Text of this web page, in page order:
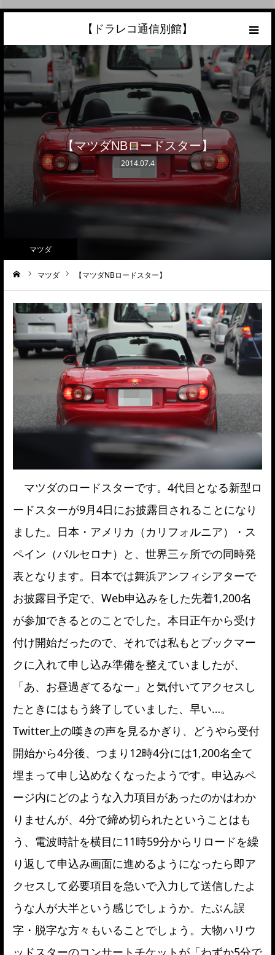
【ドラレコ通信別館】
【マツダNBロードスター】
2014.07.4
マツダ
マツダ 【マツダNBロードスター】
マツダのロードスターです。4代目となる新型ロ
ードスターが9月4日にお披露目されることになり
ました。日本・アメリカ（カリフォルニア）・ス
ペイン（バルセロナ）と、世界三ヶ所での同時発
表となります。日本では舞浜アンフィシアターで
お披露目予定で、Web申込みをした先着1,200名
が参加できるとのことでした。本日正午から受け
付け開始だったので、それでは私もとブックマー
クに入れて申し込み準備を整えていましたが、
「あ、お昼過ぎてるなー」と気付いてアクセスし
たときにはもう終了していました、早い…。
Twitter上の嘆きの声を見るかぎり、どうやら受付
開始から4分後、つまり12時4分には1,200名全て
埋まって申し込めなくなったようです。申込みペ
ージ内にどのような入力項目があったのかはわか
りませんが、4分で締め切られたということはも
う、電波時計を横目に11時59分からリロードを繰
り返して申込み画面に進めるようになったら即ア
クセスして必要項目を急いで入力して送信したよ
うな人が大半という感じでしょうか。たぶん誤
字・脱字な方々もいることでしょう。大物ハリウ
ッドスターのコンサートチケットが「わずか5分で
ホーム
あなたの愛車の最高額を知ろう！
こんな中古車が欲しい
トラック売却ならこちら
当サイトについて